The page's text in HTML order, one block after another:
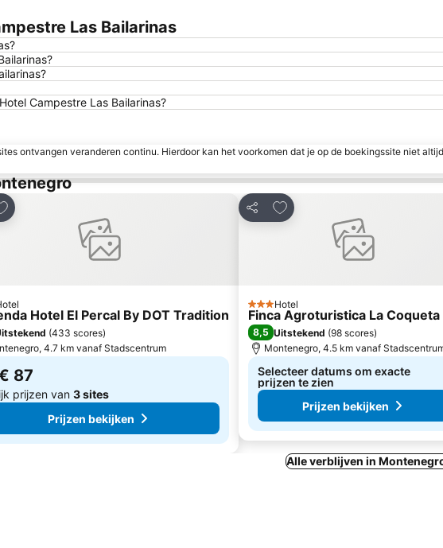
Las Bailarinas
Campestre Las Bailarinas?
ontvangen veranderen continu. Hierdoor kan het voorkomen dat je op de boekingssite niet
aan favorieten
Hotel El Percal By DOT Tradition
(433 scores)
4.7 km vanaf Stadscentrum
87
prijzen van 3 sites
Prijzen bekijken
Delen
Toevoegen aan favorieten
3 Sterren
Hotel
Finca Agroturistica La Coqueta
8,5 Uitstekend (98 scores)
Montenegro, 4.5 km vanaf
Selecteer datums om exacte
prijzen te zien
Prijzen bekijken
Alle verblijven in